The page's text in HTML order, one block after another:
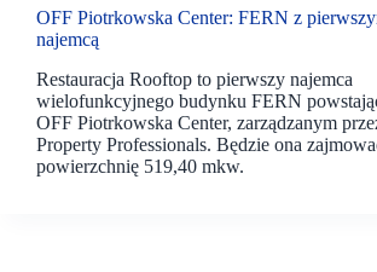
OFF Piotrkowska Center: FERN z
najemcą
Restauracja Rooftop to pierwszy najemca
wielofunkcyjnego budynku FERN
OFF Piotrkowska Center, zarządzanym
Property Professionals. Będzie ona
powierzchnię 519,40 mkw.